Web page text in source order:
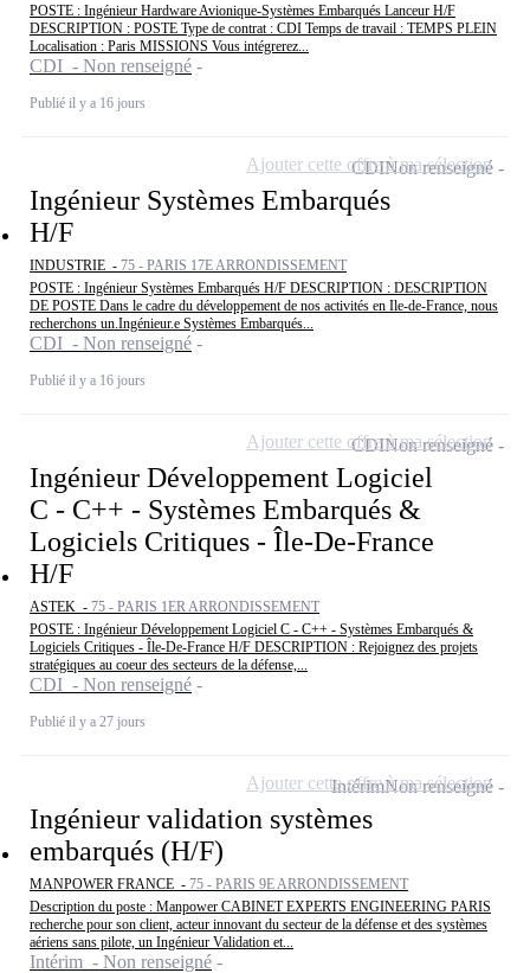
POSTE : Ingénieur Hardware Avionique-Systèmes Embarqués Lanceur H/F
DESCRIPTION : POSTE Type de contrat : CDI Temps de travail : TEMPS PLEIN
Localisation : Paris MISSIONS Vous intégrerez...
CDI - Non renseigné
Publié il y a 16 jours
Ingénieur Systèmes Embarqués
H/F
INDUSTRIE - 75 - PARIS 17E ARRONDISSEMENT
POSTE : Ingénieur Systèmes Embarqués H/F DESCRIPTION : DESCRIPTION
DE POSTE Dans le cadre du développement de nos activités en Ile-de-France, nous
recherchons un.Ingénieur.e Systèmes Embarqués...
CDI - Non renseigné
Publié il y a 16 jours
CDINon renseigné
Ajouter cette offre à ma sélection
Ingénieur Développement Logiciel
C - C++ - Systèmes Embarqués &
Logiciels Critiques - Île-De-France
H/F
ASTEK - 75 - PARIS 1ER ARRONDISSEMENT
POSTE : Ingénieur Développement Logiciel C - C++ - Systèmes Embarqués &
Logiciels Critiques - Île-De-France H/F DESCRIPTION : Rejoignez des projets
stratégiques au coeur des secteurs de la défense,...
CDI - Non renseigné
Publié il y a 27 jours
CDINon renseigné
Ajouter cette offre à ma sélection
Ingénieur validation systèmes
embarqués (H/F)
MANPOWER FRANCE - 75 - PARIS 9E ARRONDISSEMENT
Description du poste : Manpower CABINET EXPERTS ENGINEERING PARIS
recherche pour son client, acteur innovant du secteur de la défense et des systèmes
aériens sans pilote, un Ingénieur Validation et...
Intérim - Non renseigné
IntérimNon renseigné
Ajouter cette offre à ma sélection